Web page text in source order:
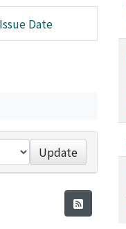
Date
Update